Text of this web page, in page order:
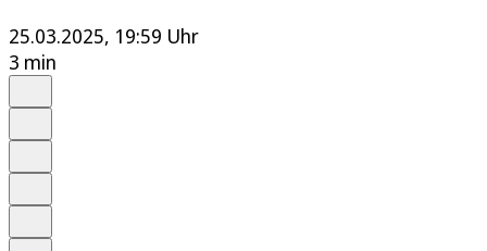
25.03.2025, 19:59 Uhr
3 min